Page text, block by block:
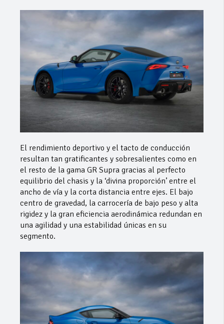
El rendimiento deportivo y el tacto de conducción
resultan tan gratificantes y sobresalientes como en
el resto de la gama GR Supra gracias al perfecto
equilibrio del chasis y la ‘divina proporción’ entre el
ancho de vía y la corta distancia entre ejes. El bajo
centro de gravedad, la carrocería de bajo peso y alta
rigidez y la gran eficiencia aerodinámica redundan en
una agilidad y una estabilidad únicas en su
segmento.